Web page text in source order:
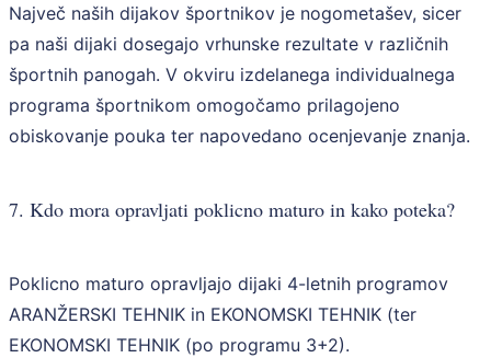
Največ naših dijakov športnikov je nogometašev, sicer
pa naši dijaki dosegajo vrhunske rezultate v različnih
športnih panogah. V okviru izdelanega individualnega
programa športnikom omogočamo prilagojeno
obiskovanje pouka ter napovedano ocenjevanje znanja.
7. Kdo mora opravljati poklicno maturo in kako poteka?
Poklicno maturo opravljajo dijaki 4-letnih programov
ARANŽERSKI TEHNIK in EKONOMSKI TEHNIK (ter
EKONOMSKI TEHNIK (po programu 3+2).